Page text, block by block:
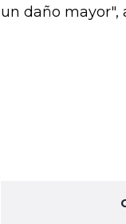
un daño mayor",